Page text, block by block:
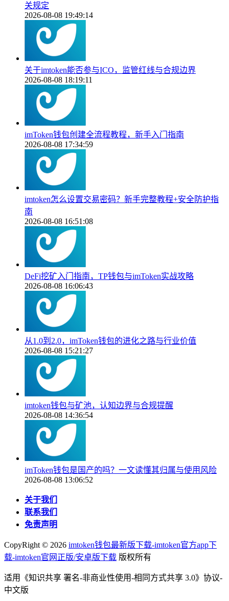
关规定
2026-08-08 19:49:14
关于imtoken能否参与ICO，监管红线与合规边界
2026-08-08 18:19:11
imToken钱包创建全流程教程，新手入门指南
2026-08-08 17:34:59
imtoken怎么设置交易密码？新手完整教程+安全防护指
南
2026-08-08 16:51:08
DeFi挖矿入门指南，TP钱包与imToken实战攻略
2026-08-08 16:06:43
从1.0到2.0，imToken钱包的进化之路与行业价值
2026-08-08 15:21:27
imtoken钱包与矿池，认知边界与合规提醒
2026-08-08 14:36:54
imToken钱包是国产的吗？一文读懂其归属与使用风险
2026-08-08 13:06:52
关于我们
联系我们
免责声明
CopyRight © 2026 imtoken钱包最新版下载-imtoken官方app下
载-imtoken官网正版/安卓版下载 版权所有
适用《知识共享 署名-非商业性使用-相同方式共享 3.0》协议-
中文版